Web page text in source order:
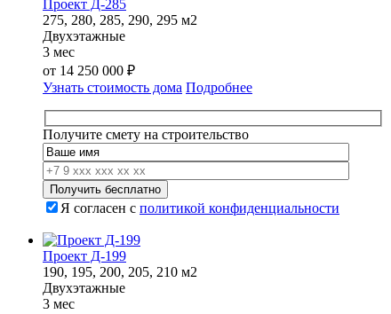
Проект Д-285
275, 280, 285, 290, 295 м2
Двухэтажные
3 мес
от 14 250 000 ₽
Узнать стоимость дома Подробнее
Получите смету на строительство
Я согласен с политикой конфиденциальности
Проект Д-199
190, 195, 200, 205, 210 м2
Двухэтажные
3 мес